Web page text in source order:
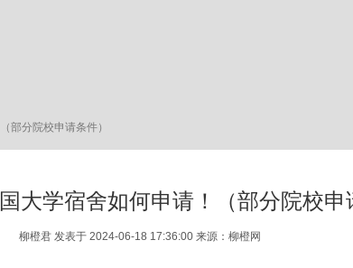
部分院校申请条件）
大学宿舍如何申请！（部分院校申
柳橙君 发表于 2024-06-18 17:36:00 来源：柳橙网